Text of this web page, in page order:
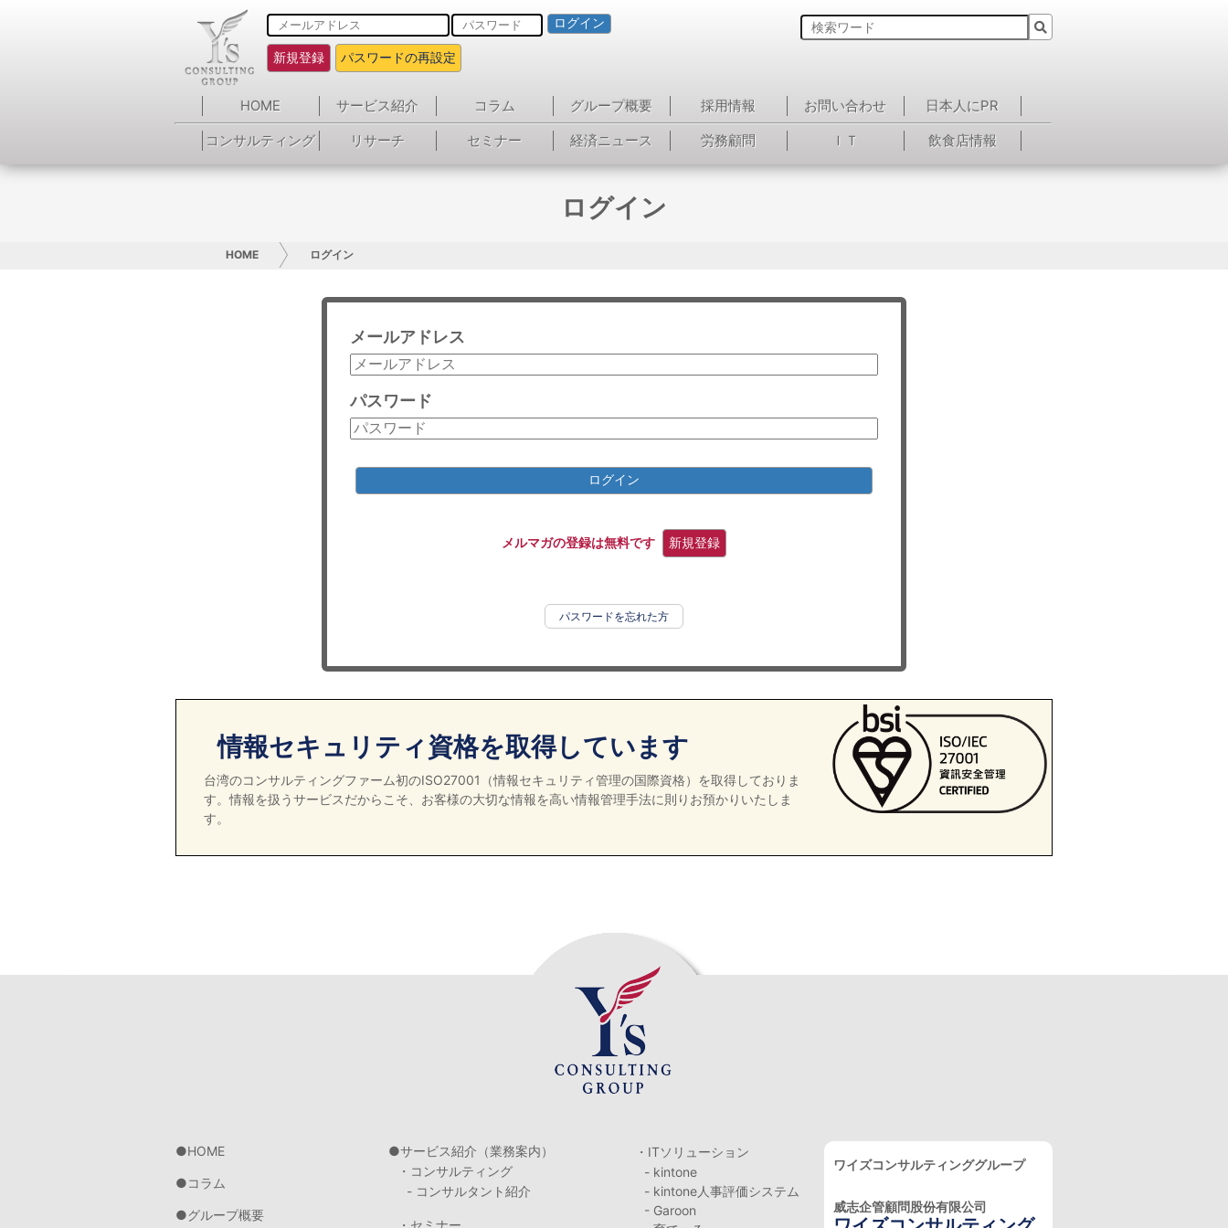
ログイン
新規登録 パスワードの再設定
HOME サービス紹介 コラム グループ概要 採用情報 お問い合わせ
日本人にPR
コンサルティング
リサーチ セミナー 経済ニュース 労務顧問 ＩＴ 飲食店情報
ログイン
HOME ログイン
メールアドレス
パスワード
ログイン
メルマガの登録は無料です 新規登録
パスワードを忘れた方
情報セキュリティ資格を取得しています
台湾のコンサルティングファーム初のISO27001（情報セキュリティ管理の国際資格）を取得しておりま
す。情報を扱うサービスだからこそ、お客様の大切な情報を高い情報管理手法に則りお預かりいたしま
す。
HOME
コラム
グループ概要
サービス紹介（業務案内）
・コンサルティング
- コンサルタント紹介
・セミナー
・ITソリューション
- kintone
- kintone人事評価システム
- Garoon
ワイズコンサルティンググループ
威志企管顧問股份有限公司